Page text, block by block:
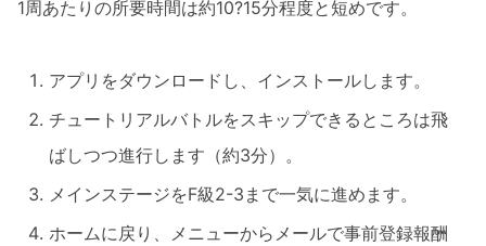
1周あたりの所要時間は約10?15分程度と短めです。
アプリをダウンロードし、インストールします。
チュートリアルバトルをスキップできるところは飛
ばしつつ進行します（約3分）。
メインステージをF級2-3まで一気に進めます。
ホームに戻り、メニューからメールで事前登録報酬